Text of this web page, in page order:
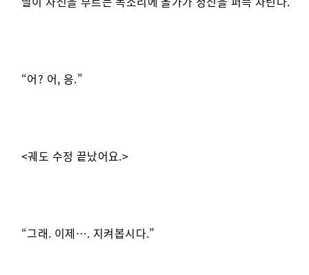
“어? 어, 응.”
<궤도 수정 끝났어요.>
“그래. 이제…. 지켜봅시다.”